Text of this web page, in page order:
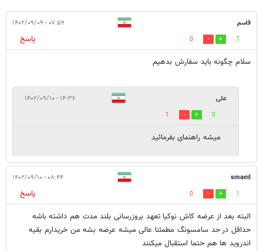
قاسم ۰۷:۵۹ - ۱۴۰۲/۰۹/۰۹
7
0
پاسخ
سلام چگونه باید سفارش بدهیم
علی ۱۴:۳۶ - ۱۴۰۲/۰۹/۱۰
0
1
میشه راهنمای بفرمائید
smaeil ۰۸:۴۴ - ۱۴۰۲/۰۹/۱۰
1
0
پاسخ
البته بعد از عرضه کاش نوکیا تعهد بروزرسانی بلند مدت هم داشته باشه
حداقل در حد سامسونگ مطمئنا عالی میشه عرضه بشه من خریدارم بقیه
اندروید ها هم حتما استقبال میکنند